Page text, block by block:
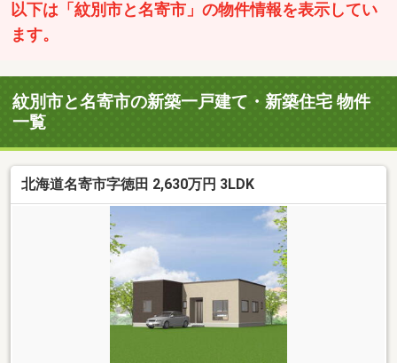
以下は「紋別市と名寄市」の物件情報を表示してい
ます。
紋別市と名寄市の新築一戸建て・新築住宅 物件
一覧
北海道名寄市字徳田 2,630万円 3LDK